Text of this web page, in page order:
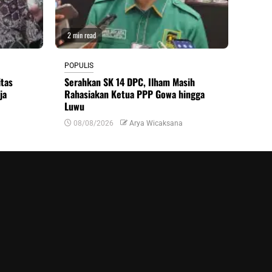
2 min read
POPULIS
Serahkan SK 14 DPC, Ilham Masih
Rahasiakan Ketua PPP Gowa hingga
Luwu
08/08/2026 Arya Wicaksana